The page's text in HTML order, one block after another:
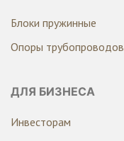
Блоки пружинные
Опоры трубопроводов
ДЛЯ БИЗНЕСА
Инвесторам